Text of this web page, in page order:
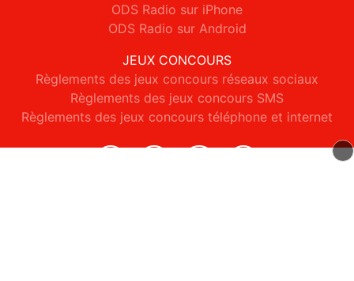
ODS Radio sur iPhone
ODS Radio sur Android
JEUX CONCOURS
Règlements des jeux concours réseaux sociaux
Règlements des jeux concours SMS
Règlements des jeux concours téléphone et internet